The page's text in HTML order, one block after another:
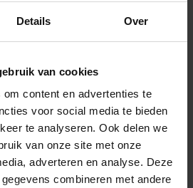
Details Over
van cookies
content en advertenties te
voor social media te bieden
te analyseren. Ook delen we
van onze site met onze
adverteren en analyse. Deze
combineren met andere
Stationwagon
Opel
Astra
Sports Tourer 1.2 Level 2